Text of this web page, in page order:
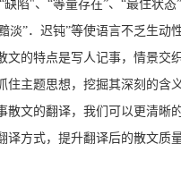
缺陷"、“等量存在”、“最住状
淡”．迟钝”等使语言不乏生动性
文的特点是写人记事，情景交
住主题思想，挖掘其深刻的含
散文的翻译，我们可以更清晰
方式，提升翻译后的散文质量